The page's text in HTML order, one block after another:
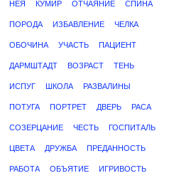
НЕЯ КУМИР ОТЧАЯНИЕ СПИНА
ПОРОДА ИЗБАВЛЕНИЕ ЧЕЛКА
ОБОЧИНА УЧАСТЬ ПАЦИЕНТ
ДАРМШТАДТ ВОЗРАСТ ТЕНЬ
ИСПУГ ШКОЛА РАЗВАЛИНЫ
ПОТУГА ПОРТРЕТ ДВЕРЬ РАСА
СОЗЕРЦАНИЕ ЧЕСТЬ ГОСПИТАЛЬ
ЦВЕТА ДРУЖБА ПРЕДАННОСТЬ
РАБОТА ОБЪЯТИЕ ИГРИВОСТЬ